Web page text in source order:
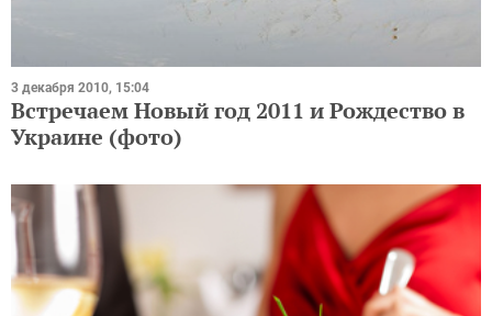
3 декабря 2010, 15:04
Встречаем Новый год 2011 и Рождество в
Украине (фото)